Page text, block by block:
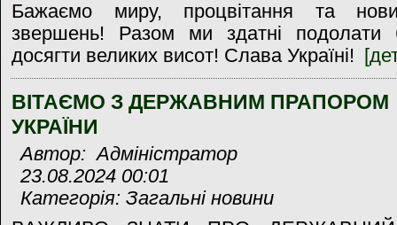
Бажаємо миру, процвітання та
звершень! Разом ми здатні подолати
досягти великих висот! Слава Україні!
ВІТАЄМО З ДЕРЖАВНИМ ПРАПОРОМ
УКРАЇНИ
Автор: Адміністратор
23.08.2024 00:01
Категорія: Загальні новини